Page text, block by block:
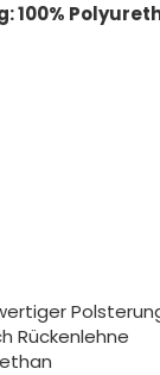
100%
Rückenlehne